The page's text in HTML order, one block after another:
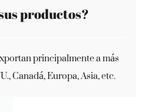
productos?
principalmente a más
Canadá, Europa, Asia, etc.